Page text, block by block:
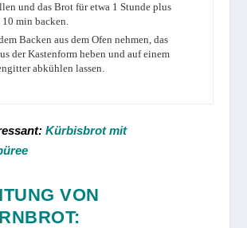
und das Brot für etwa 1 Stunde plus
10 min backen.
Backen aus dem Ofen nehmen, das
der Kastenform heben und auf einem
abkühlen lassen.
:Kürbisbrot mit
VON